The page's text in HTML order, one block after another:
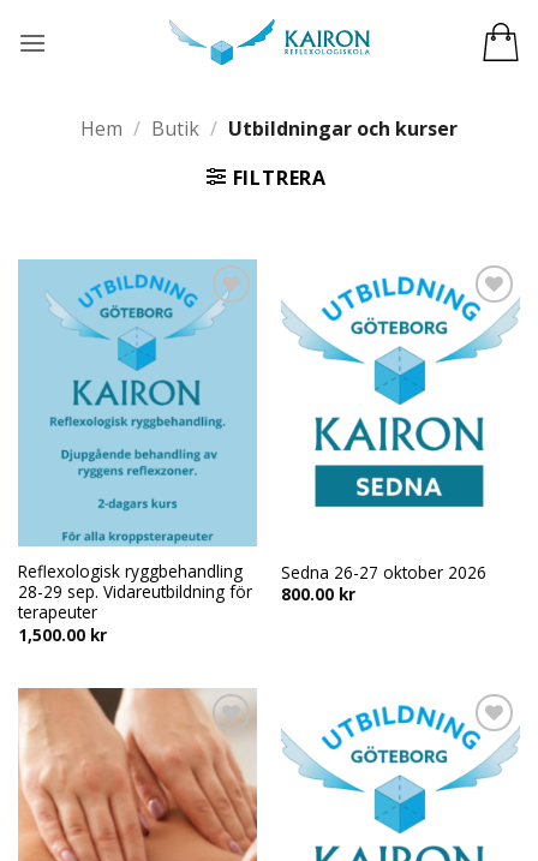
Hem / Butik / Utbildningar och kurser
FILTRERA
Add to
wishlist
Reflexologisk ryggbehandling
28-29 sep. Vidareutbildning för
terapeuter
1,500.00 kr
Add to
wishlist
Sedna 26-27 oktober 2026
800.00 kr
Add to
wishlist
Add to
wishlist